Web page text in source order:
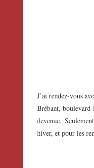
J’ai rendez-vous
Brébant, boulevard
devenue.
hiver, et pour les